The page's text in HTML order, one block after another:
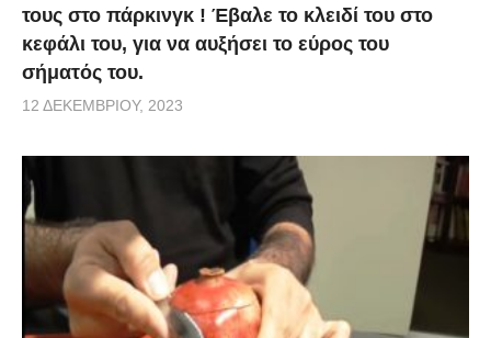
τους στο πάρκινγκ ! Έβαλε το κλειδί του στο
κεφάλι του, για να αυξήσει το εύρος του
σήματός του.
12 ΔΕΚΕΜΒΡΊΟΥ, 2023